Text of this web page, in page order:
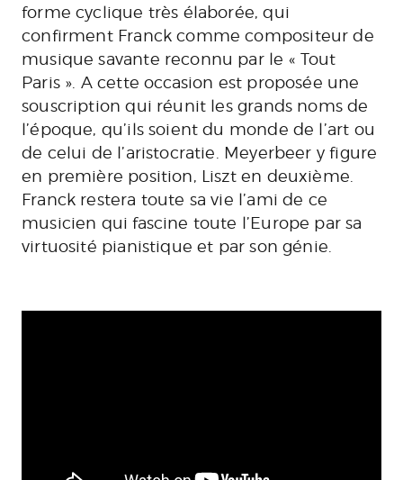
forme cyclique très élaborée, qui
confirment Franck comme compositeur de
musique savante reconnu par le « Tout
Paris ». A cette occasion est proposée une
souscription qui réunit les grands noms de
l’époque, qu’ils soient du monde de l’art ou
de celui de l’aristocratie. Meyerbeer y figure
en première position, Liszt en deuxième.
Franck restera toute sa vie l’ami de ce
musicien qui fascine toute l’Europe par sa
virtuosité pianistique et par son génie.